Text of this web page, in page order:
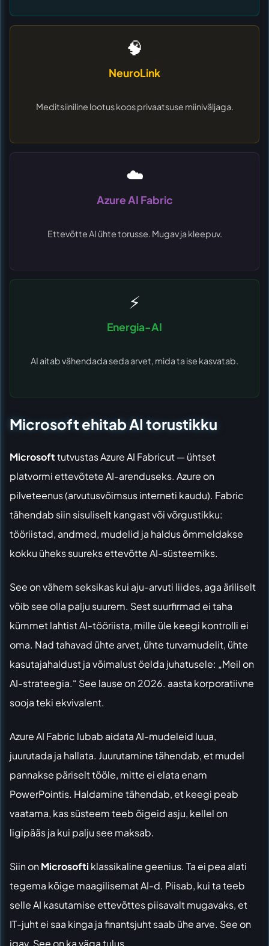
🧠
NeuroLink
Meditsiiniline lootus koos privaatsuse miiniväljaga.
☁️
Azure AI Fabric
Ettevõtte AI ühte torusse. Mugav ja kleepuv.
⚡
Energia-AI
AI aitab vähendada seda arvet, mida ta ise kasvatab.
Microsoft ehitab AI torustikku
Microsofttutvustas Azure AI Fabricut — ühtset
platvormi ettevõtete AI-arenduseks. Azure on
pilveteenus (arvutusvõimsus interneti kaudu). Fabric
tähendab siin sisuliselt kangast või võrgustikku:
tööriistad, andmed, mudelid ja haldus õmmeldakse
kokku üheks suureks ettevõtte AI-süsteemiks.
See on vähem seksikas kui aju-arvuti liides, aga äriliselt
võib see olla palju suurem. Sest suurfirmad ei taha
kümmet lahtist AI-tööriista, mille üle keegi kontrolli ei
oma. Nad tahavad ühte arvet, ühte turvamudelit, ühte
kasutajahaldust ja võimalust öelda juhatusele: „Meil on
AI-strateegia.“ See lause on 2026. aasta korporatiivne
sooja teki ekvivalent.
Azure AI Fabric lubab aidata AI-mudeleid luua,
juurutada ja hallata. Juurutamine tähendab, et mudel
pannakse päriselt tööle, mitte ei elata enam
PowerPointis. Haldamine tähendab, et keegi peab
vaatama, kas süsteem teeb õigeid asju, kellel on
ligipääs ja kui palju see maksab.
Siin onMicrosofti klassikaline geenius. Ta ei pea alati
tegema kõige maagilisemat AI-d. Piisab, kui ta teeb
selle AI kasutamise ettevõttes piisavalt mugavaks, et
IT-juht ei saa kinga ja finantsjuht saab ühe arve. See on
igav. See on ka väga tulus.